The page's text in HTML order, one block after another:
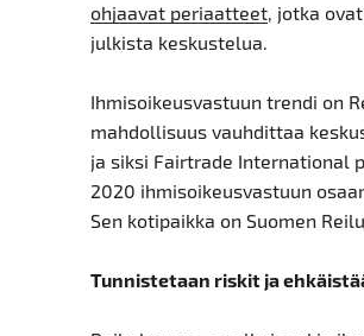
ohjaavat periaatteet, jotka
julkista keskustelua.
Ihmisoikeusvastuun trendi on
mahdollisuus vauhdittaa
ja siksi Fairtrade International
2020 ihmisoikeusvastuun
Sen kotipaikka on Suomen
Tunnistetaan riskit ja